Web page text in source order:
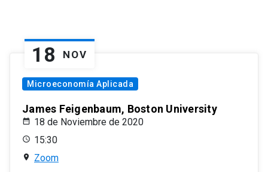
18 NOV
Microeconomía Aplicada
James Feigenbaum, Boston University
18 de Noviembre de 2020
15:30
Zoom